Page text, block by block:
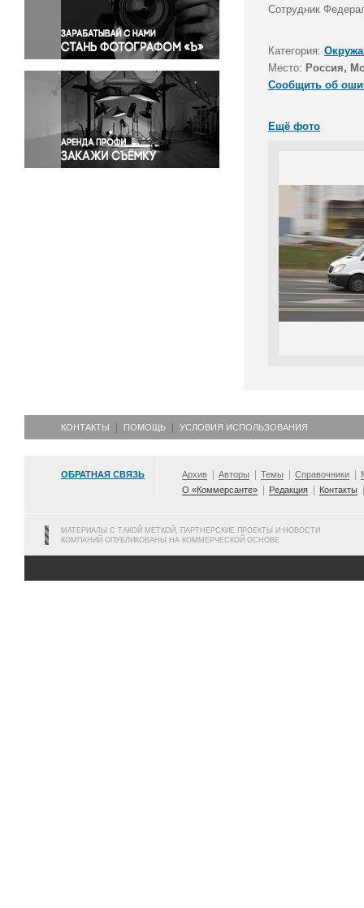
Правосудие
Происшествия и конфликты
Религия
Светская жизнь
Спорт
Экология
Экономика и бизнес
Сотрудник
Категория:
Место: Россия,
Сообщить об
Ещё фото
КОНТАКТЫ ПОМОЩЬ УСЛОВИЯ ИСПОЛЬЗОВАНИЯ
ОБРАТНАЯ СВЯЗЬ Архив Авторы Темы Справочники
О «Коммерсанте»
Редакция Контакты
МАТЕРИАЛЫ С ТАКОЙ МЕТКОЙ, ПАРТНЕРСКИЕ ПРОЕКТЫ И НОВОСТИ
КОМПАНИЙ ОПУБЛИКОВАНЫ НА КОММЕРЧЕСКОЙ ОСНОВЕ